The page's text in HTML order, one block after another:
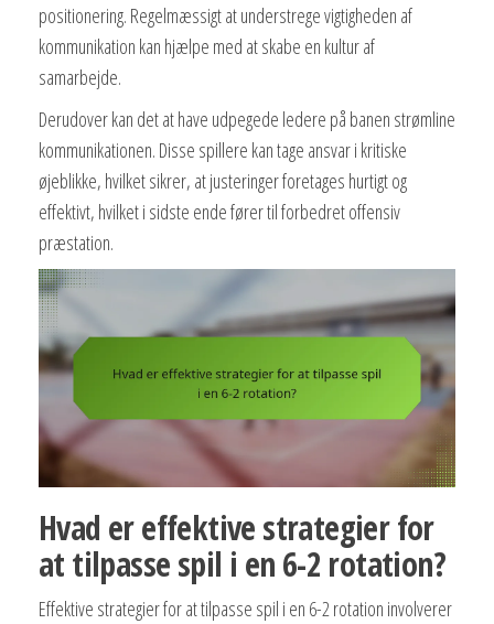
positionering. Regelmæssigt at understrege vigtigheden af
kommunikation kan hjælpe med at skabe en kultur af
samarbejde.
Derudover kan det at have udpegede ledere på banen strømline
kommunikationen. Disse spillere kan tage ansvar i kritiske
øjeblikke, hvilket sikrer, at justeringer foretages hurtigt og
effektivt, hvilket i sidste ende fører til forbedret offensiv
præstation.
Hvad er effektive strategier for
at tilpasse spil i en 6-2 rotation?
Effektive strategier for at tilpasse spil i en 6-2 rotation involverer